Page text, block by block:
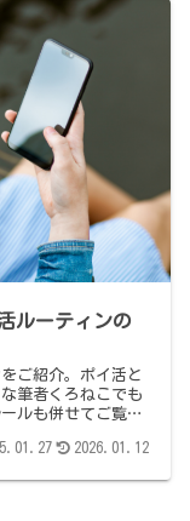
ルーティンの
ご紹介。ポイ活と
筆者くろねこでも
ルも併せてご覧く
2026.01.12